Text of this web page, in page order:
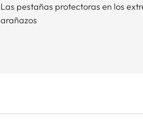
Las pestañas protectoras en los
arañazos